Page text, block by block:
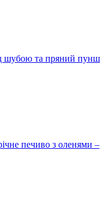
шубою та пряний пунш
печиво з оленями –